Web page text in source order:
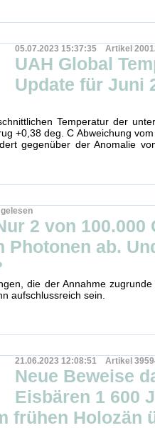
05.07.2023 15:37:35 Artikel
UAH Global
Update für Juni
Temperatur der
+0,38 deg. C Abweichung
gegenüber der Anomalie
2 von 100.000
Photonen ab.
die der Annahme
aufschlussreich sein.
21.06.2023 12:08:51 Artikel
Neue Beweise
Eisbären 1 600
frühen Holozän